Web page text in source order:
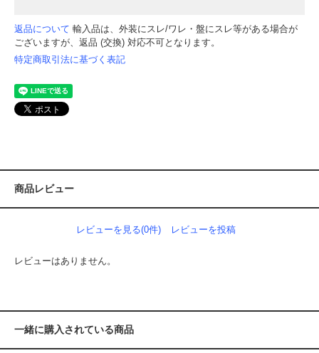
返品について 輸入品は、外装にスレ/ワレ・盤にスレ等がある場合が
ございますが、返品 (交換) 対応不可となります。
特定商取引法に基づく表記
商品レビュー
レビューを見る(0件) レビューを投稿
レビューはありません。
一緒に購入されている商品